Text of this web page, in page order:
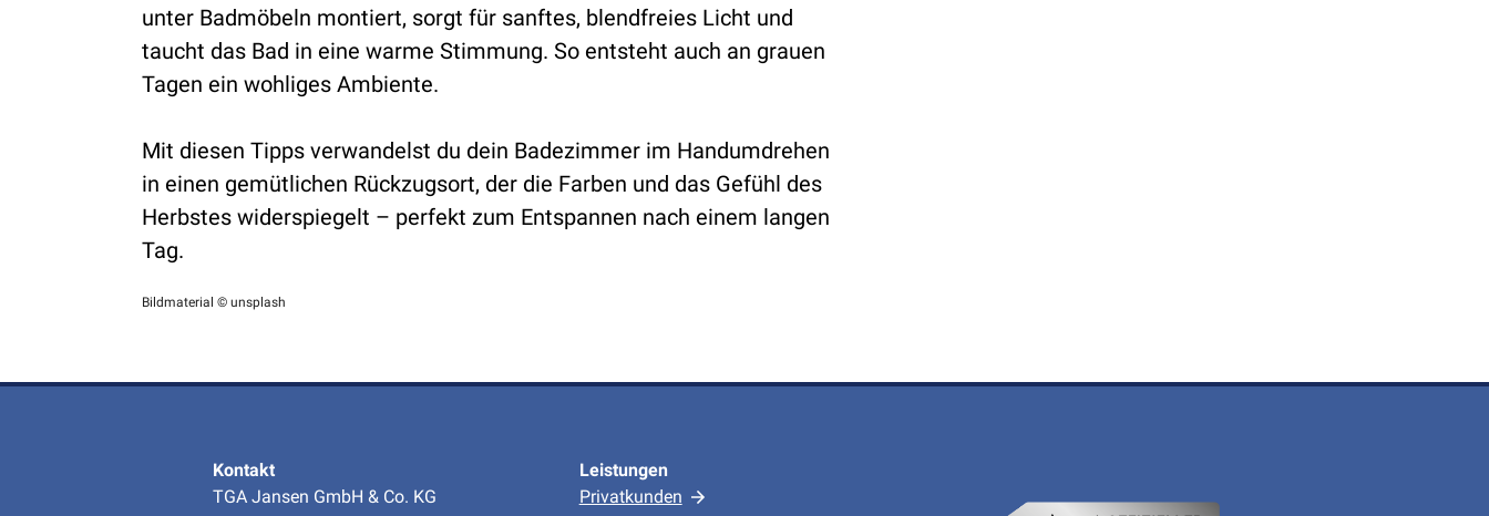
unter Badmöbeln montiert, sorgt für sanftes, blendfreies Licht und
taucht das Bad in eine warme Stimmung. So entsteht auch an grauen
Tagen ein wohliges Ambiente.
Mit diesen Tipps verwandelst du dein Badezimmer im Handumdrehen
in einen gemütlichen Rückzugsort, der die Farben und das Gefühl des
Herbstes widerspiegelt – perfekt zum Entspannen nach einem langen
Tag.
Bildmaterial © unsplash
Kontakt
TGA Jansen GmbH & Co. KG
Leistungen
Privatkunden